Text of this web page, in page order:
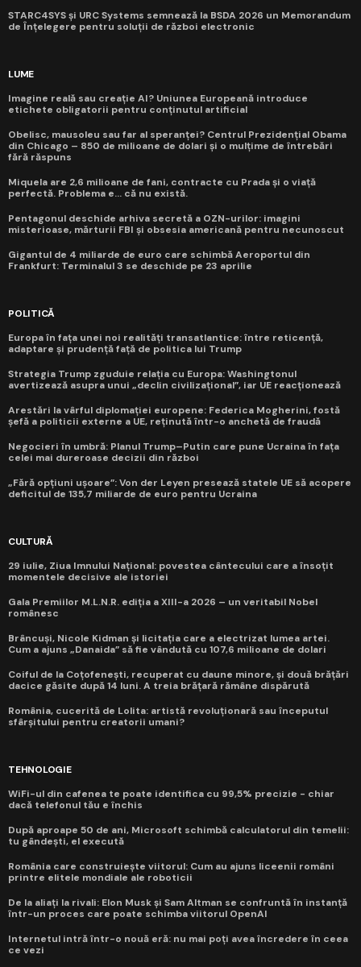
STARC4SYS și URC Systems semnează la BSDA 2026 un Memorandum
de Înțelegere pentru soluții de război electronic
LUME
Imagine reală sau creație AI? Uniunea Europeană introduce
etichete obligatorii pentru conținutul artificial
Obelisc, mausoleu sau far al speranței? Centrul Prezidențial Obama
din Chicago – 850 de milioane de dolari și o mulțime de întrebări
fără răspuns
Miquela are 2,6 milioane de fani, contracte cu Prada și o viață
perfectă. Problema e... că nu există.
Pentagonul deschide arhiva secretă a OZN-urilor: imagini
misterioase, mărturii FBI și obsesia americană pentru necunoscut
Gigantul de 4 miliarde de euro care schimbă Aeroportul din
Frankfurt: Terminalul 3 se deschide pe 23 aprilie
POLITICĂ
Europa în fața unei noi realități transatlantice: între reticență,
adaptare și prudență față de politica lui Trump
Strategia Trump zguduie relația cu Europa: Washingtonul
avertizează asupra unui „declin civilizațional”, iar UE reacționează
Arestări la vârful diplomației europene: Federica Mogherini, fostă
șefă a politicii externe a UE, reținută într-o anchetă de fraudă
Negocieri în umbră: Planul Trump–Putin care pune Ucraina în fața
celei mai dureroase decizii din război
„Fără opțiuni ușoare”: Von der Leyen presează statele UE să acopere
deficitul de 135,7 miliarde de euro pentru Ucraina
CULTURĂ
29 iulie, Ziua Imnului Național: povestea cântecului care a însoțit
momentele decisive ale istoriei
Gala Premiilor M.L.N.R. ediția a XIII-a 2026 – un veritabil Nobel
românesc
Brâncuși, Nicole Kidman și licitația care a electrizat lumea artei.
Cum a ajuns „Danaida” să fie vândută cu 107,6 milioane de dolari
Coiful de la Coțofenești, recuperat cu daune minore, și două brățări
dacice găsite după 14 luni. A treia brățară rămâne dispărută
România, cucerită de Lolita: artistă revoluționară sau începutul
sfârșitului pentru creatorii umani?
TEHNOLOGIE
WiFi-ul din cafenea te poate identifica cu 99,5% precizie - chiar
dacă telefonul tău e închis
După aproape 50 de ani, Microsoft schimbă calculatorul din temelii:
tu gândești, el execută
România care construiește viitorul: Cum au ajuns liceenii români
printre elitele mondiale ale roboticii
De la aliați la rivali: Elon Musk și Sam Altman se confruntă în instanță
într-un proces care poate schimba viitorul OpenAI
Internetul intră într-o nouă eră: nu mai poți avea încredere în ceea
ce vezi